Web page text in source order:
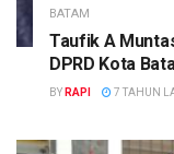
BATAM
Taufik A
DPRD Kota
BY RAPI 7 TAHUN